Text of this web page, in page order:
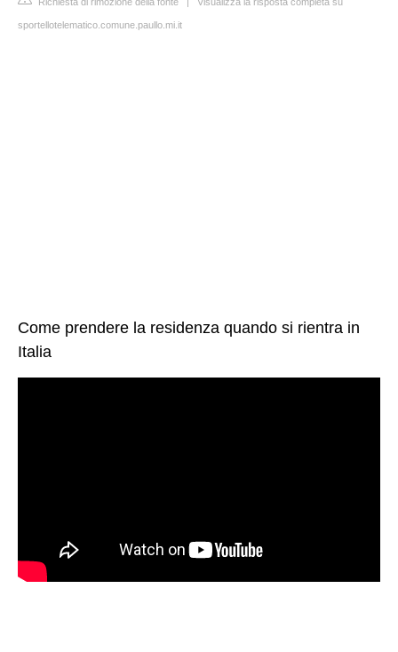
sportellotelematico.comune.paullo.mi.it
Come prendere la residenza quando si rientra in
Italia